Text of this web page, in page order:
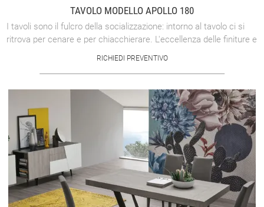
TAVOLO MODELLO APOLLO 180
I tavoli sono il fulcro della socializzazione: intorno al tavolo ci si
ritrova per cenare e per chiacchierare. L'eccellenza delle finiture e
RICHIEDI PREVENTIVO